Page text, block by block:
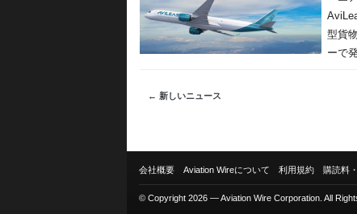
型貨
ーで
← 新しいニュース
会社概要 Aviation Wireについて 利用規約 購読料
© Copyright 2026 — Aviation Wire Corporation. All